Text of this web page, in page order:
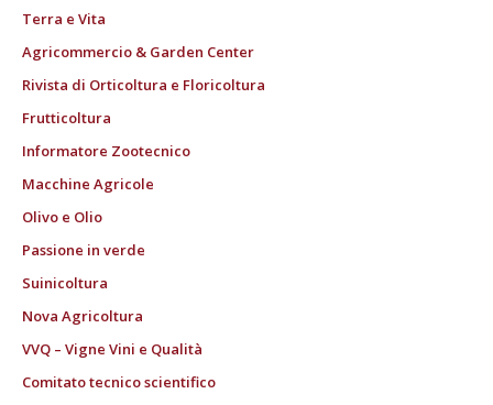
Terra e Vita
Agricommercio & Garden Center
Rivista di Orticoltura e Floricoltura
Frutticoltura
Informatore Zootecnico
Macchine Agricole
Olivo e Olio
Passione in verde
Suinicoltura
Nova Agricoltura
VVQ – Vigne Vini e Qualità
Comitato tecnico scientifico